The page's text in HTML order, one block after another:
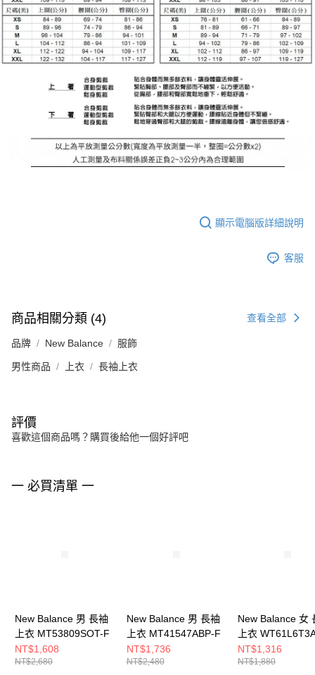
顯示電腦版詳細說明
客服
商品相關分類 (4) 查看全部
品牌 New Balance 服飾
男性商品 上衣 長袖上衣
評價
喜歡這個商品嗎？購買後給他一個好評吧
一 必買清單 一
New Balance 男 長袖
上衣 MT53809SOT-F
NT$1,608
NT$2,680
New Balance 男 長袖
上衣 MT41547ABP-F
NT$1,736
NT$2,480
New Balance 女
上衣
F
NT$1,316
NT$1,880